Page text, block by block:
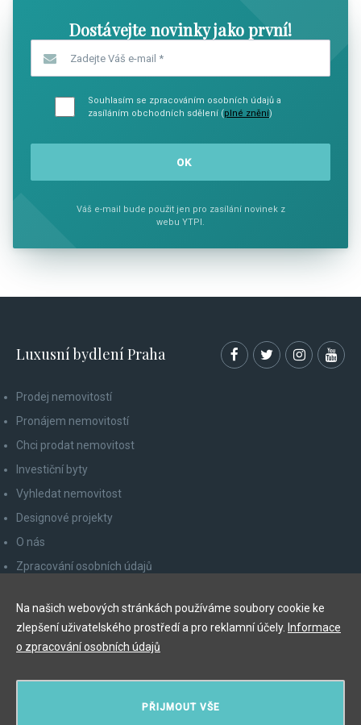
Dostávejte novinky jako první!
Souhlasím se zpracováním osobních údajů a
zasíláním obchodních sdělení (plné znění)
Váš e-mail bude použit jen pro zasílání novinek z
webu YTPI.
Luxusní bydlení Praha
Prodej nemovitostí
Pronájem nemovitostí
Chci prodat nemovitost
Investiční byty
Vyhledat nemovitost
Designové projekty
O nás
Zpracování osobních údajů
Odhlášení z newsletteru
PŘIJMOUT VŠE
Na našich webových stránkách používáme soubory cookie ke
zlepšení uživatelského prostředí a pro reklamní účely. Informace
o zpracování osobních údajů